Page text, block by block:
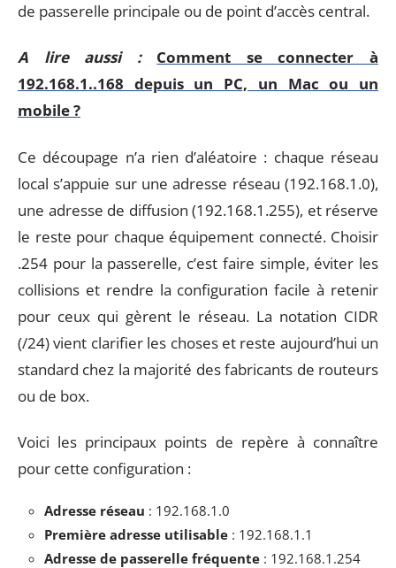
de passerelle principale ou de point d’accès central.
A lire aussi :
Comment se connecter à
192.168.1..168 depuis un PC, un Mac ou un
mobile ?
Ce découpage n’a rien d’aléatoire : chaque réseau
local s’appuie sur une adresse réseau (192.168.1.0),
une adresse de diffusion (192.168.1.255), et réserve
le reste pour chaque équipement connecté. Choisir
.254 pour la passerelle, c’est faire simple, éviter les
collisions et rendre la configuration facile à retenir
pour ceux qui gèrent le réseau. La notation CIDR
(/24) vient clarifier les choses et reste aujourd’hui un
standard chez la majorité des fabricants de routeurs
ou de box.
Voici les principaux points de repère à connaître
pour cette configuration :
Adresse réseau : 192.168.1.0
Première adresse utilisable : 192.168.1.1
Adresse de passerelle fréquente : 192.168.1.254